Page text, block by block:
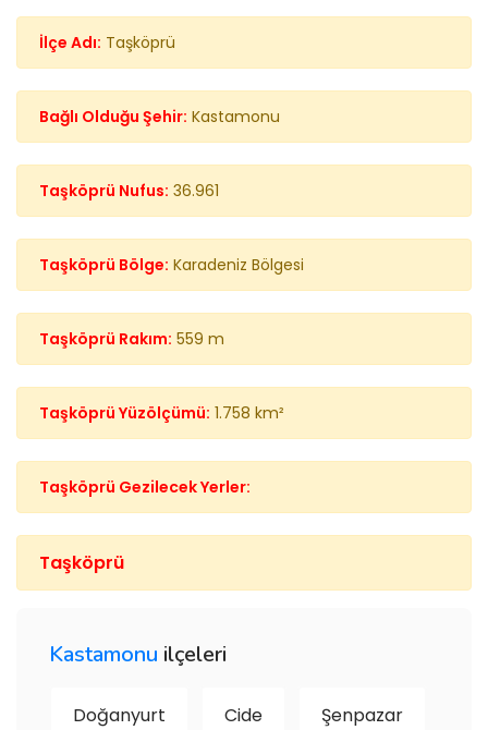
İlçe Adı: Taşköprü
Bağlı Olduğu Şehir: Kastamonu
Taşköprü Nufus: 36.961
Taşköprü Bölge: Karadeniz Bölgesi
Taşköprü Rakım: 559 m
Taşköprü Yüzölçümü: 1.758 km²
Taşköprü Gezilecek Yerler:
Taşköprü
Kastamonu ilçeleri
Doğanyurt Cide Şenpazar